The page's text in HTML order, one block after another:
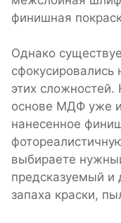
финишная
Однако
сфокусировались
этих
основе МДФ уже
нанесенное
выбираете
предсказуемый и
запаха краски,